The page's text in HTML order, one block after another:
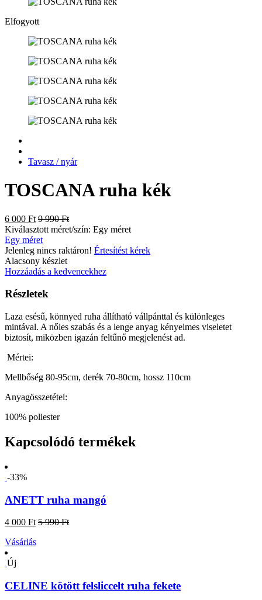
Elfogyott
Tavasz / nyár
TOSCANA ruha kék
6 000 Ft 9 990 Ft
Kiválasztott méret/szín: Egy méret
Egy méret
Jelenleg nincs raktáron! Értesítést kérek
Alacsony készlet
Hozzáadás a kedvencekhez
Részletek
Laza esésű, könnyed ruha állítható vállpánttal és különleges
mintával. A nőies szabás és a lenge anyag kényelmes viseletet
biztosít, miközben igazán feltűnő megjelenést ad.
Mértei:
Mellbőség 80-95cm, derék 70-80cm, hossz 110cm
Anyagösszetétel:
100% poliester
Kapcsolódó termékek
-33%
ANETT ruha mangó
4 000 Ft 5 990 Ft
Vásárlás
Új
CELINE kötött felsliccelt ruha fekete